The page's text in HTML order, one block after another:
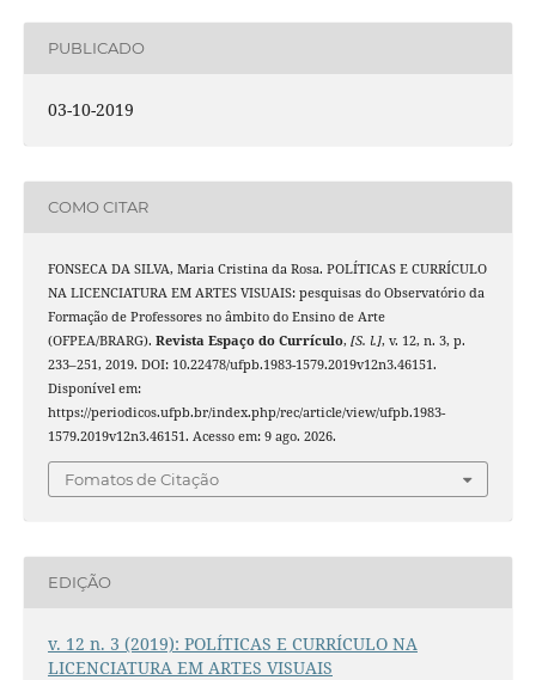
PUBLICADO
03-10-2019
COMO CITAR
FONSECA DA SILVA, Maria Cristina da Rosa. POLÍTICAS E CURRÍCULO
NA LICENCIATURA EM ARTES VISUAIS: pesquisas do Observatório da
Formação de Professores no âmbito do Ensino de Arte
(OFPEA/BRARG). Revista Espaço do Currículo, [S. l.], v. 12, n. 3, p.
233–251, 2019. DOI: 10.22478/ufpb.1983-1579.2019v12n3.46151.
Disponível em:
https://periodicos.ufpb.br/index.php/rec/article/view/ufpb.1983-
1579.2019v12n3.46151. Acesso em: 9 ago. 2026.
Fomatos de Citação
EDIÇÃO
v. 12 n. 3 (2019): POLÍTICAS E CURRÍCULO NA
LICENCIATURA EM ARTES VISUAIS